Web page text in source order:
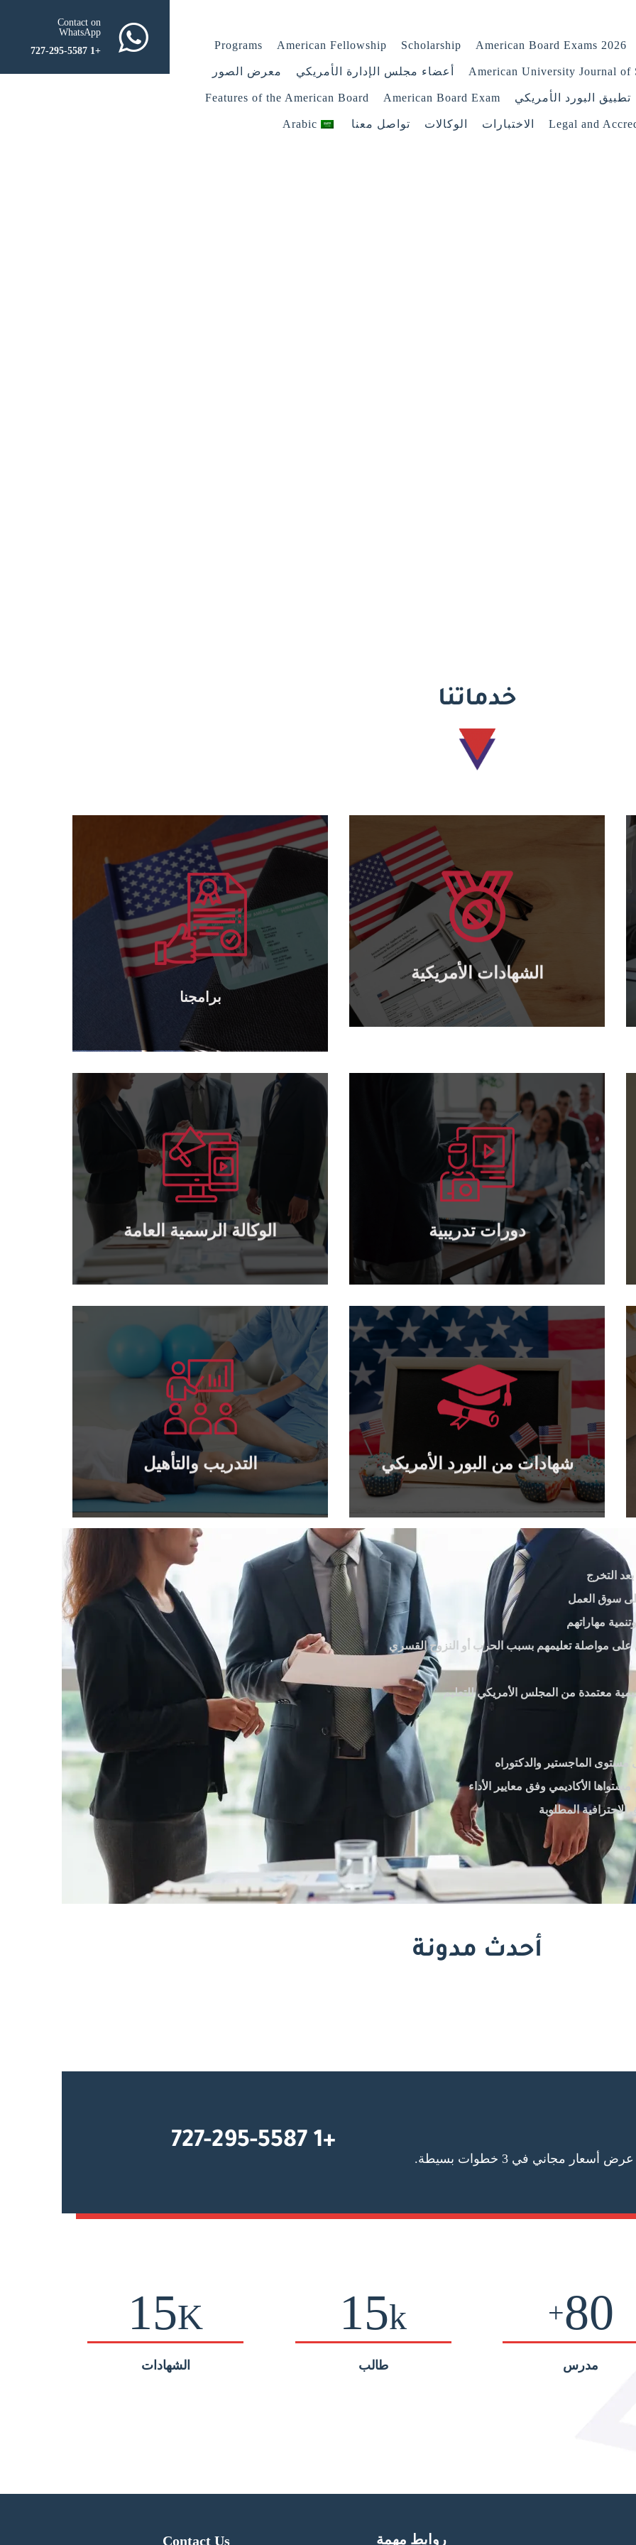
American Board Exams 2026
Scholarship
American Fellowship
Programs
American University Journal of أعضاء مجلس الإدارة الأمريكي معرض الصور
تطبيق البورد الأمريكي American Board Exam
Features of the American Board
Legal and الاختبارات الوكالات تواصل معنا Arabic
Contact on
WhatsApp
+1 727-295-5587
خدماتنا
الشهادات الأمريكية
الشهادات الأمريكية
منح شهادات أمريكية دولية وكود دولي
للدورات المختلفة....
يتعلم أكثر
برامجنا
برامجنا
منح الاعتماد الأمريكي الدولي للمؤسسات
والأفراد لكافة التخصصات
يتعلم أكثر
دورات تدريبية
دورات تدريبية
عقد الدورات التدريبية : القيادة – الإدارة –
يتعلم أكثر
الوكالة الرسمية العامة
وكالة رسمية عامة
منح توكيل رسمي عام و خاص لمن يرغب
بالتعاون.
يتعلم أكثر
شهادات من البورد الأمريكي
شهادات من البورد الأمريكي
جميع الشهادات الصادرة عن البورد الأمريكي
يمكن تصديقها من وزارة الخارجية الأمريكية...
يتعلم أكثر
التدريب والتأهيل
التدريب والتأهيل
تدريب وتأهيل كافة مديري وكوادر الشركات
الخاصة والحكومية
يتعلم أكثر
أحدث مدونة
مجاني في 3 خطوات بسيطة.
+1 727-295-5587
80
+
مدرس
15k
طالب
15K
الشهادات
روابط مهمة Contact Us